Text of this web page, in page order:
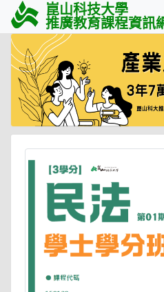
崑山科技大學
推廣教育課程資訊